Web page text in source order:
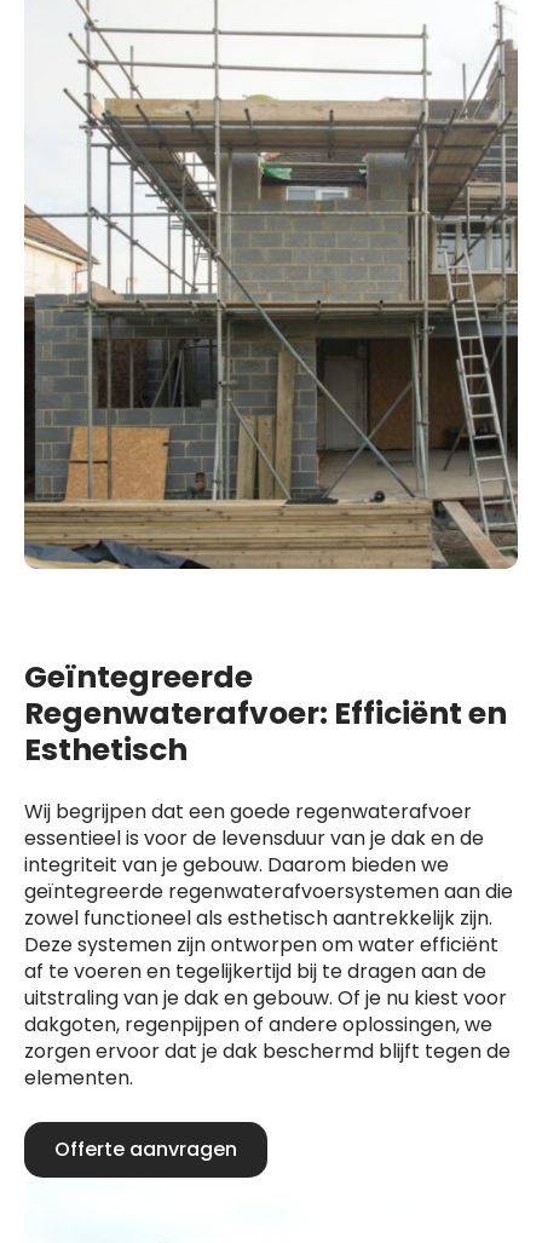
Geïntegreerde
Regenwaterafvoer: Efficiënt en
Esthetisch
Wij begrijpen dat een goede regenwaterafvoer
essentieel is voor de levensduur van je dak en de
integriteit van je gebouw. Daarom bieden we
geïntegreerde regenwaterafvoersystemen aan die
zowel functioneel als esthetisch aantrekkelijk zijn.
Deze systemen zijn ontworpen om water efficiënt
af te voeren en tegelijkertijd bij te dragen aan de
uitstraling van je dak en gebouw. Of je nu kiest voor
dakgoten, regenpijpen of andere oplossingen, we
zorgen ervoor dat je dak beschermd blijft tegen de
elementen.
Offerte aanvragen